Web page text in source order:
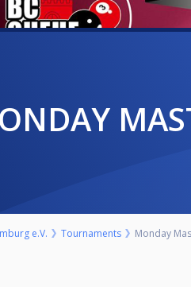
MONDAY
e.V. Tournaments Monday